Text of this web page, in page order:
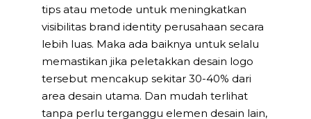
tips atau metode untuk meningkatkan
visibilitas brand identity perusahaan secara
lebih luas. Maka ada baiknya untuk selalu
memastikan jika peletakkan desain logo
tersebut mencakup sekitar 30-40% dari
area desain utama. Dan mudah terlihat
tanpa perlu terganggu elemen desain lain,